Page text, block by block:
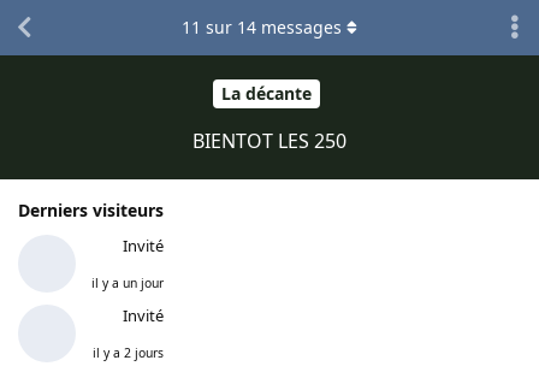
La décante
BIENTOT LES 250
Derniers visiteurs
Invité
il y a un jour
Invité
il y a 2 jours
11 sur 14 messages